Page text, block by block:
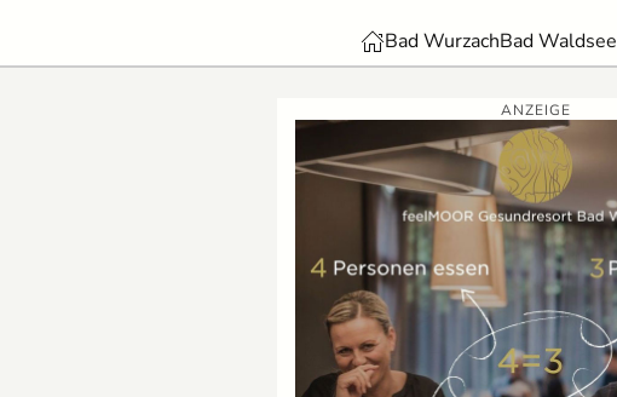
Bad WurzachBad Waldsee
ANZEIGE